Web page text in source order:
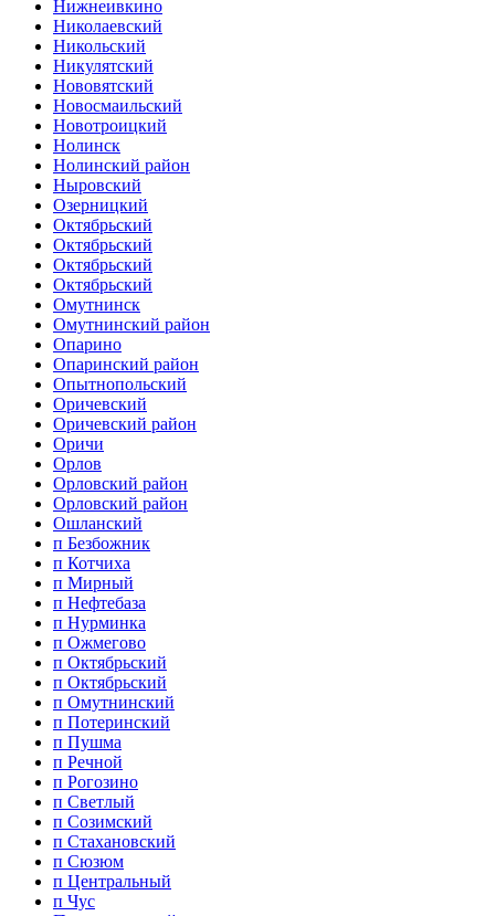
Нижнеивкино
Николаевский
Никольский
Никулятский
Нововятский
Новосмаильский
Новотроицкий
Нолинск
Нолинский район
Ныровский
Озерницкий
Октябрьский
Октябрьский
Октябрьский
Октябрьский
Омутнинск
Омутнинский район
Опарино
Опаринский район
Опытнопольский
Оричевский
Оричевский район
Оричи
Орлов
Орловский район
Орловский район
Ошланский
п Безбожник
п Котчиха
п Мирный
п Нефтебаза
п Нурминка
п Ожмегово
п Октябрьский
п Октябрьский
п Омутнинский
п Потеринский
п Пушма
п Речной
п Рогозино
п Светлый
п Созимский
п Стахановский
п Сюзюм
п Центральный
п Чус